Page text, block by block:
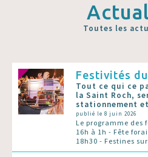
Toutes les
Festivités
Tout ce qui ce
la Saint Roch,
stationnement
publié le 8 juin 2026
Le programme des
16h à 1h - Fête
18h30 - Festines